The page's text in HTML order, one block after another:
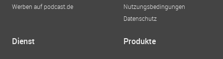
Werben auf podcast.de
Nutzungsbedingungen
Datenschutz
Dienst Produkte